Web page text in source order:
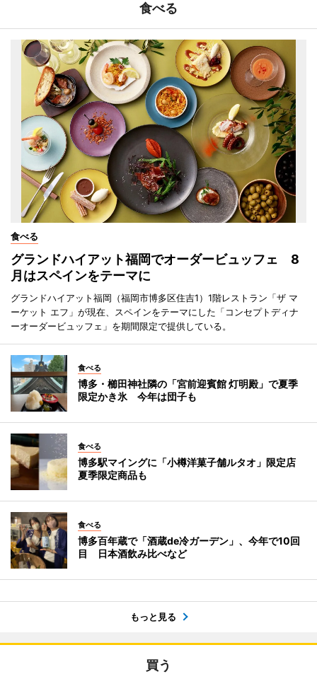
食べる
食べる
グランドハイアット福岡でオーダービュッフェ 8
月はスペインをテーマに
グランドハイアット福岡（福岡市博多区住吉1）1階レストラン「ザ マ
ーケット エフ」が現在、スペインをテーマにした「コンセプトディナ
ーオーダービュッフェ」を期間限定で提供している。
食べる
博多・櫛田神社隣の「宮前迎賓館 灯明殿」で夏季
限定かき氷 今年は団子も
食べる
博多駅マイングに「小樽洋菓子舗ルタオ」限定店
夏季限定商品も
食べる
博多百年蔵で「酒蔵de冷ガーデン」、今年で10回
目 日本酒飲み比べなど
もっと見る
買う